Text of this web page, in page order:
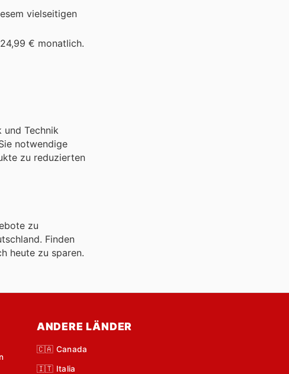
vielseitigen
€ monatlich.
und Technik
notwendige
zu reduzierten
zu
Finden
heute zu sparen.
ANDERE LÄNDER
🇨🇦 Canada
🇮🇹 Italia